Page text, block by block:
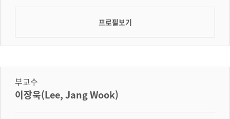
프로필보기
부교수
이장욱(Lee, Jang Wook)